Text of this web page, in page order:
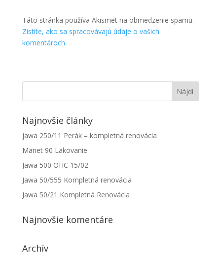
Táto stránka používa Akismet na obmedzenie spamu.
Zistite, ako sa spracovávajú údaje o vašich
komentároch.
Najnovšie články
jawa 250/11 Perák – kompletná renovácia
Manet 90 Lakovanie
Jawa 500 OHC 15/02
Jawa 50/555 Kompletná renovácia
Jawa 50/21 Kompletná Renovácia
Najnovšie komentáre
Archív